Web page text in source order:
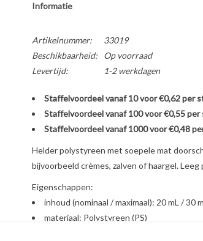
Informatie
Artikelnummer:
33019
Beschikbaarheid:
Op voorraad
Levertijd:
1-2 werkdagen
Staffelvoordeel vanaf 10 voor €0,62 per
Staffelvoordeel vanaf 100 voor €0,55
Staffelvoordeel vanaf 1000 voor €0,48
Helder polystyreen met soepele mat
bijvoorbeeld crèmes, zalven of haargel. Leeg
Eigenschappen:
inhoud (nominaal / maximaal): 20 mL / 30
materiaal: Polystyreen (PS)